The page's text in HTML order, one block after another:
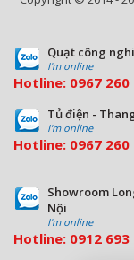
Quạt công
I'm online
Hotline: 0967 260
Tủ điện -
I'm online
Hotline: 0967 260
Showroom
Nội
I'm online
Hotline: 0912 693